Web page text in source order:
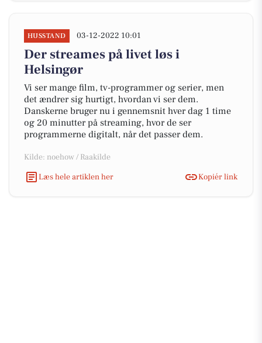
HUSSTAND 03-12-2022 10:01
Der streames på livet løs i
Helsingør
Vi ser mange film, tv-programmer og serier, men
det ændrer sig hurtigt, hvordan vi ser dem.
Danskerne bruger nu i gennemsnit hver dag 1 time
og 20 minutter på streaming, hvor de ser
programmerne digitalt, når det passer dem.
Kilde: noehow / Raakilde
Læs hele artiklen her
Kopiér link